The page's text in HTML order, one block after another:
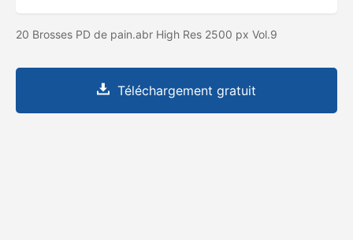
20 Brosses PD de pain.abr High Res 2500 px Vol.9
Téléchargement gratuit